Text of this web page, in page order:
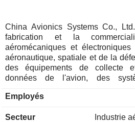
China Avionics Systems Co.,
fabrication et la
aéromécaniques et
aéronautique, spatiale et de la
des équipements de collecte
données de l'avion, des
d'alerte, des systèmes de pilotage
Employés
Secteur Industrie